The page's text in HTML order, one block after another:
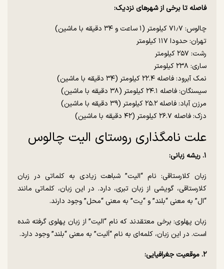
فاصله تا برخی از شهر‌های نزدیک:
چالوس: ۷۱٫۷ کیلومتر (۱ ساعت و ۳۴ دقیقه با ماشین)
تهران: حدودا ۱۱۷ کیلومتر
رشت: ۲۵۷ کیلومتر
ساری: ۲۳۸ کیلومتر
نمک آبرود: فاصله ۲۲.۴ کیلومتر (۳۴ دقیقه با ماشین)
سیسنگان: فاصله ۲۴.۱ کیلومتر (۳۸ دقیقه با ماشین)
مرزن آباد: فاصله ۲۵.۲ کیلومتر (۳۹ دقیقه با ماشین)
دزک: فاصله ۲۶.۷ کیلومتر (۴۲ دقیقه با ماشین)
علت نامگذاری روستای الیت چالوس
۱. ریشه زبانی:
زبان کلارستاقی: نام “الیت” شباهت زیادی به کلماتی در زبان
کلارستاقی، گویشی از زبان تبری، دارد. در این زبان، کلماتی مانند
“ال” به معنی “بلند” و “یت” به معنی “محل” وجود دارند.
زبان پهلوی: برخی معتقدند که نام “الیت” از زبان پهلوی گرفته شده
است. در این زبان، کلمه‌ای به نام “اَلیت” به معنی “بلند” وجود دارد.
۲. موقعیت جغرافیایی: